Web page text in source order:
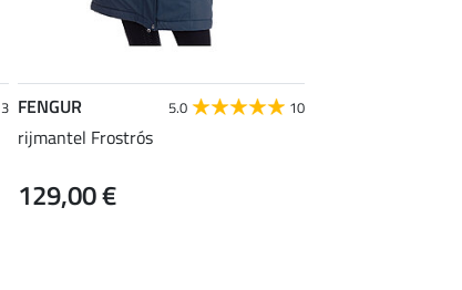
FENGUR 5.0 10
rijmantel Frostrós
129,00 €